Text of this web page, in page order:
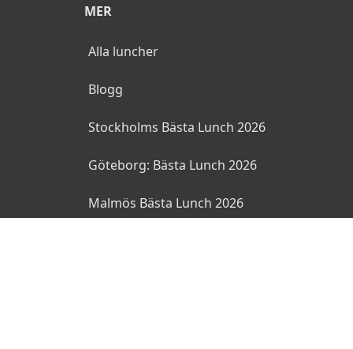
MER
Alla luncher
Blogg
Stockholms Bästa Lunch 2026
Göteborg: Bästa Lunch 2026
Malmös Bästa Lunch 2026